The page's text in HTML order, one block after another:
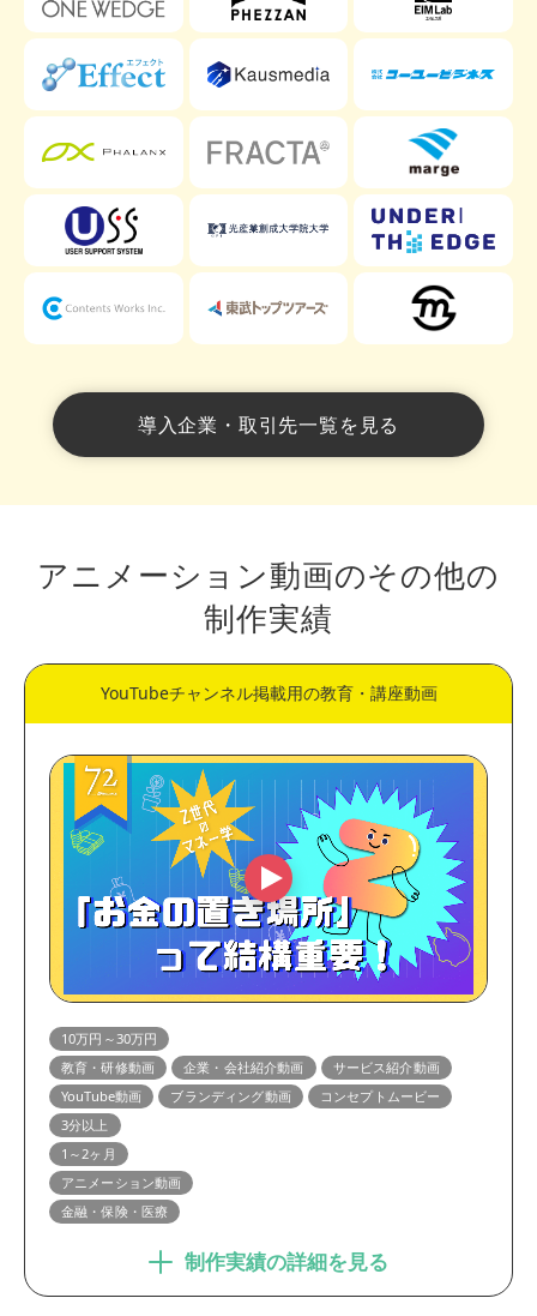
導入企業・取引先一覧を見る
アニメーション動画のその他の
制作実績
YouTubeチャンネル掲載用の教育・講座動画
10万円～30万円
教育・研修動画
企業・会社紹介動画
サービス紹介動画
YouTube動画
ブランディング動画
コンセプトムービー
3分以上
1～2ヶ月
アニメーション動画
金融・保険・医療
制作実績の詳細を見る